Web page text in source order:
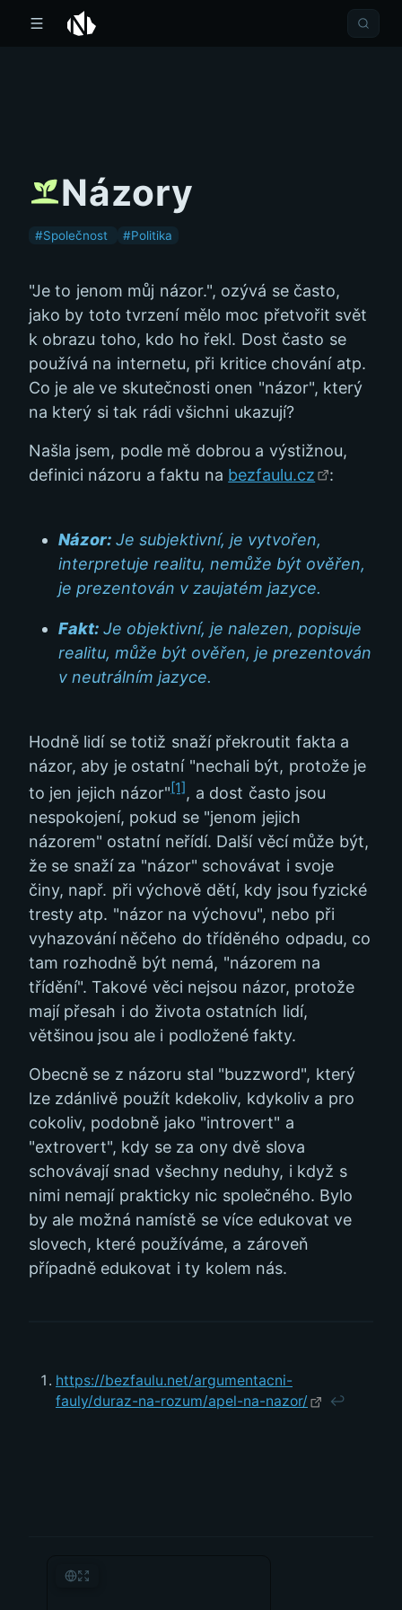
Názory
#Společnost #Politika
"Je to jenom můj názor.", ozývá se často,
jako by toto tvrzení mělo moc přetvořit svět
k obrazu toho, kdo ho řekl. Dost často se
používá na internetu, při kritice chování atp.
Co je ale ve skutečnosti onen "názor", který
na který si tak rádi všichni ukazují?
Našla jsem, podle mě dobrou a výstižnou,
definici názoru a faktu na bezfaulu.cz :
Názor: Je subjektivní, je vytvořen,
interpretuje realitu, nemůže být ověřen,
je prezentován v zaujatém jazyce.
Fakt: Je objektivní, je nalezen, popisuje
realitu, může být ověřen, je prezentován
v neutrálním jazyce.
Hodně lidí se totiž snaží překroutit fakta a
názor, aby je ostatní "nechali být, protože je
to jen jejich názor"[1], a dost často jsou
nespokojení, pokud se "jenom jejich
názorem" ostatní neřídí. Další věcí může být,
že se snaží za "názor" schovávat i svoje
činy, např. při výchově dětí, kdy jsou fyzické
tresty atp. "názor na výchovu", nebo při
vyhazování něčeho do tříděného odpadu, co
tam rozhodně být nemá, "názorem na
třídění". Takové věci nejsou názor, protože
mají přesah i do života ostatních lidí,
většinou jsou ale i podložené fakty.
Obecně se z názoru stal "buzzword", který
lze zdánlivě použít kdekoliv, kdykoliv a pro
cokoliv, podobně jako "introvert" a
"extrovert", kdy se za ony dvě slova
schovávají snad všechny neduhy, i když s
nimi nemají prakticky nic společného. Bylo
by ale možná namístě se více edukovat ve
slovech, které používáme, a zároveň
případně edukovat i ty kolem nás.
https://bezfaulu.net/argumentacni-
fauly/duraz-na-rozum/apel-na-nazor/
↩︎